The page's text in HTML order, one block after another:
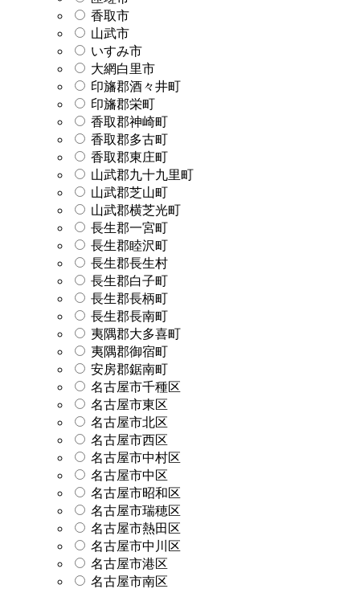
香取市
山武市
いすみ市
大網白里市
印旛郡酒々井町
印旛郡栄町
香取郡神崎町
香取郡多古町
香取郡東庄町
山武郡九十九里町
山武郡芝山町
山武郡横芝光町
長生郡一宮町
長生郡睦沢町
長生郡長生村
長生郡白子町
長生郡長柄町
長生郡長南町
夷隅郡大多喜町
夷隅郡御宿町
安房郡鋸南町
名古屋市千種区
名古屋市東区
名古屋市北区
名古屋市西区
名古屋市中村区
名古屋市中区
名古屋市昭和区
名古屋市瑞穂区
名古屋市熱田区
名古屋市中川区
名古屋市港区
名古屋市南区